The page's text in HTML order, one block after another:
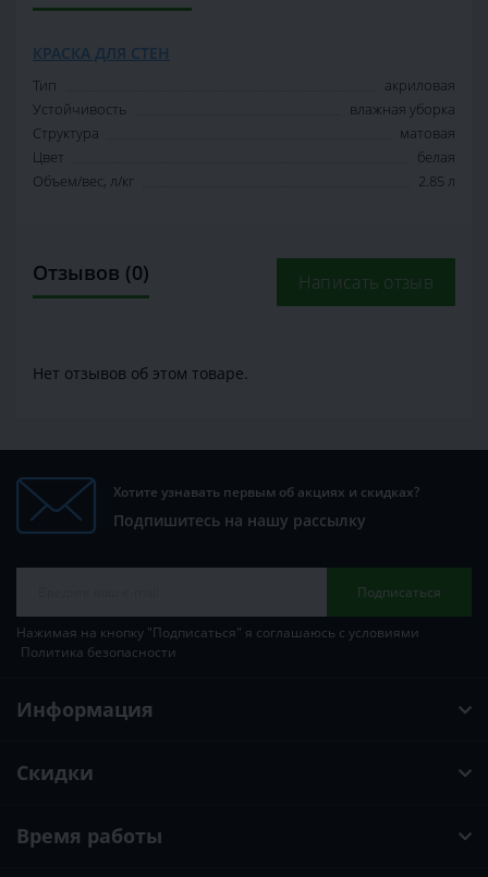
КРАСКА ДЛЯ СТЕН
Тип
акриловая
Устойчивость
влажная уборка
Структура
матовая
Цвет
белая
Объем/вес, л/кг
2.85 л
Отзывов (0) Написать отзыв
Нет отзывов об этом товаре.
Хотите узнавать первым об акциях и скидках?
Подпишитесь на нашу рассылку
Подписаться
Нажимая на кнопку "Подписаться" я соглашаюсь с условиями
Политика безопасности
Информация
Скидки
Время работы